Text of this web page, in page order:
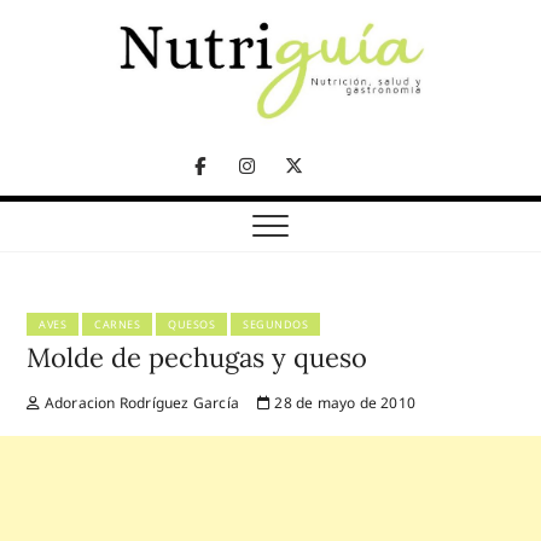
FacebookInstagram
Twitter
Telegram
Nutriguía (Desde
2002)
AVES CARNES QUESOS SEGUNDOS
Molde de pechugas y queso
Adoracion Rodríguez García 28 de mayo de 2010